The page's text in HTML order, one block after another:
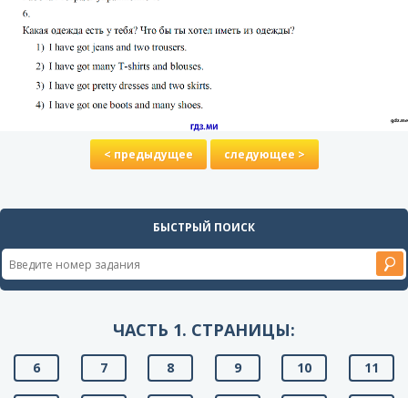
< предыдущее следующее >
БЫСТРЫЙ ПОИСК
ЧАСТЬ 1. СТРАНИЦЫ:
6 7 8 9 10 11